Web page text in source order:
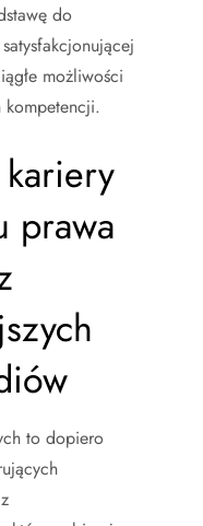
do
możliwości
prawa
to dopiero